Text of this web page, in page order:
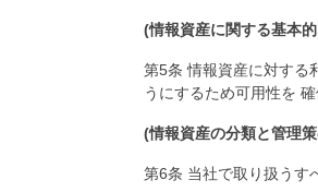
(情報資産に関する基本
第5条 情報資産に対する
うにするため可用性を 確
(情報資産の分類と管理
第6条 当社で取り扱うす